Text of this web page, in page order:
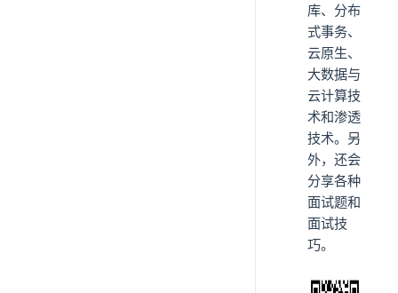
库、分布
式事务、
云原生、
大数据与
云计算技
术和渗透
技术。另
外，还会
分享各种
面试题和
面试技
巧。